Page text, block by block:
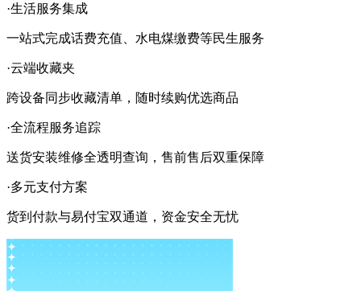
·生活服务集成
一站式完成话费充值、水电煤缴费等民生服务
·云端收藏夹
跨设备同步收藏清单，随时续购优选商品
·全流程服务追踪
送货安装维修全透明查询，售前售后双重保障
·多元支付方案
货到付款与易付宝双通道，资金安全无忧